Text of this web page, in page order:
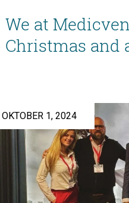
We at
Christmas and
OKTOBER 1, 2024